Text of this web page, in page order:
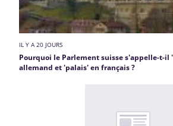
IL Y A 20 JOURS
Pourquoi le Parlement suisse s'appelle-t-il
allemand et 'palais' en français ?